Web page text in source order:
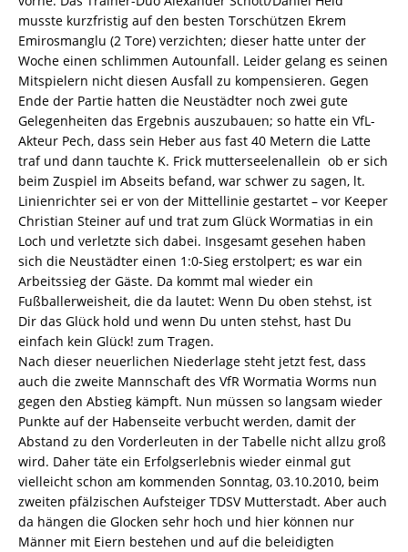
musste kurzfristig auf den besten Torschützen Ekrem
Emirosmanglu (2 Tore) verzichten; dieser hatte unter der
Woche einen schlimmen Autounfall. Leider gelang es seinen
Mitspielern nicht diesen Ausfall zu kompensieren. Gegen
Ende der Partie hatten die Neustädter noch zwei gute
Gelegenheiten das Ergebnis auszubauen; so hatte ein VfL-
Akteur Pech, dass sein Heber aus fast 40 Metern die Latte
traf und dann tauchte K. Frick mutterseelenallein  ob er sich
beim Zuspiel im Abseits befand, war schwer zu sagen, lt.
Linienrichter sei er von der Mittellinie gestartet – vor Keeper
Christian Steiner auf und trat zum Glück Wormatias in ein
Loch und verletzte sich dabei. Insgesamt gesehen haben
sich die Neustädter einen 1:0-Sieg erstolpert; es war ein
Arbeitssieg der Gäste. Da kommt mal wieder ein
Fußballerweisheit, die da lautet: Wenn Du oben stehst, ist
Dir das Glück hold und wenn Du unten stehst, hast Du
einfach kein Glück! zum Tragen.
Nach dieser neuerlichen Niederlage steht jetzt fest, dass
auch die zweite Mannschaft des VfR Wormatia Worms nun
gegen den Abstieg kämpft. Nun müssen so langsam wieder
Punkte auf der Habenseite verbucht werden, damit der
Abstand zu den Vorderleuten in der Tabelle nicht allzu groß
wird. Daher täte ein Erfolgserlebnis wieder einmal gut 
vielleicht schon am kommenden Sonntag, 03.10.2010, beim
zweiten pfälzischen Aufsteiger TDSV Mutterstadt. Aber auch
da hängen die Glocken sehr hoch und hier können nur
Männer mit Eiern bestehen und auf die beleidigten